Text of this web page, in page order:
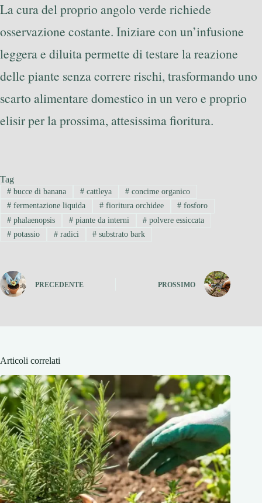
La cura del proprio angolo verde richiede
osservazione costante. Iniziare con un’infusione
leggera e diluita permette di testare la reazione
delle piante senza correre rischi, trasformando uno
scarto alimentare domestico in un vero e proprio
elisir per la prossima, attesissima fioritura.
Tag
#bucce di banana #cattleya # concime organico
#fermentazione liquida #fioritura orchidee # fosforo
#phalaenopsis #piante da interni # polvere essiccata
#potassio #radici # substrato bark
PRECEDENTE PROSSIMO
Articoli correlati